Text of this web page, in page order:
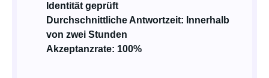
Identität geprüft
Durchschnittliche Antwortzeit: Innerhalb
von zwei Stunden
Akzeptanzrate: 100%